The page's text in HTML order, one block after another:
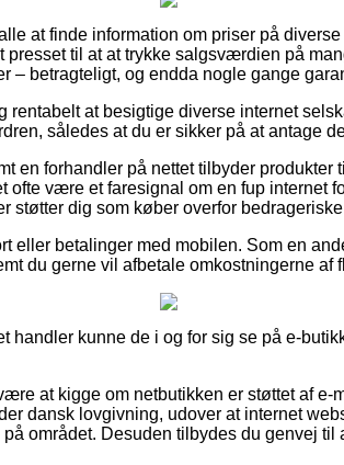
at finde information om priser på
til at at trykke salgsværdien på
– betragteligt, og endda nogle gange
rentabelt at besigtige diverse internet
således at du er sikker på at antage
en forhandler på nettet tilbyder produkter
ofte være et faresignal om en fup internet
støtter dig som køber overfor
eller betalinger med mobilen. Som en
du gerne vil afbetale omkostningerne af
handler kunne de i og for sig se på e-
at kigge om netbutikken er støttet af e-
dansk lovgivning, udover at internet
området. Desuden tilbydes du genvej til